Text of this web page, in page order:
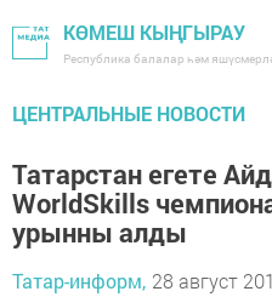
КӨМЕШ КЫҢГЫРАУ
Республика балалар һәм
ЦЕНТРАЛЬНЫЕ НОВОСТИ
Татарстан егете
WorldSkills
урынны алды
Татар-информ, 28 август